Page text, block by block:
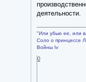
деятельности.
"Или убью ее, или
Соло о принцессе
Войны Iv
0